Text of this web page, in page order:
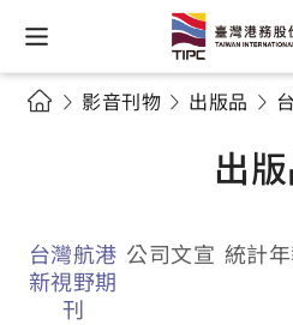
影音刊物 出版品
出
台灣航港
新視野期
刊
公司文宣 統計